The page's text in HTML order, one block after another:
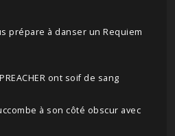
prépare à danser un Requiem
ont soif de sang
à son côté obscur avec